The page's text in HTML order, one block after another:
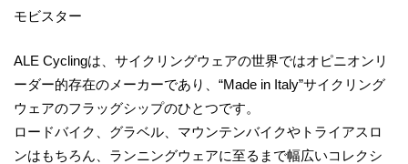
モビスター
ALE Cyclingは、サイクリングウェアの世界ではオピニオンリ
ーダー的存在のメーカーであり、“Made in Italy”サイクリング
ウェアのフラッグシップのひとつです。
ロードバイク、グラベル、マウンテンバイクやトライアスロ
ンはもちろん、ランニングウェアに至るまで幅広いコレクシ